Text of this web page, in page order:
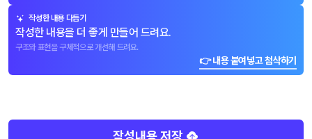
작성한 내용 다듬기
작성한 내용을 더 좋게 만들어 드려요.
구조와 표현을 구체적으로 개선해 드려요.
👉 내용 붙여넣고 첨삭하기
작성내용 저장